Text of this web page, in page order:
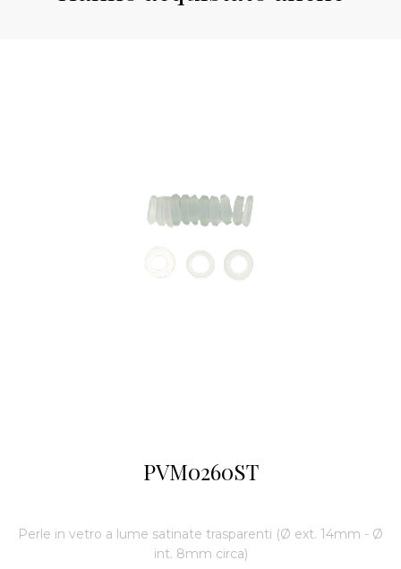
PVM0260ST
Perle in vetro a lume satinate trasparenti (Ø ext. 14mm - Ø
int. 8mm circa)